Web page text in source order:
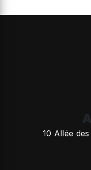
10 Allée